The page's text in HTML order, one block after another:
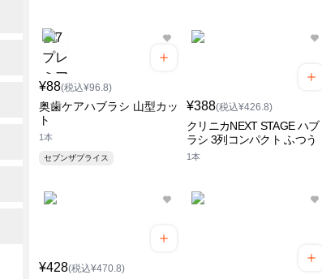
¥88(税込¥96.8)
奥歯ケアハブラシ 山型カッ
ト
1本
セブンザプライス
¥388(税込¥426.8)
クリニカNEXT STAGE ハブ
ラシ 3列コンパクト ふつう
1本
¥428(税込¥470.8)